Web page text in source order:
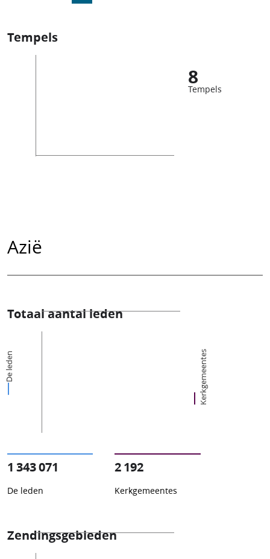
Tempels
8
Tempels
Azië
Totaal aantal leden
De leden Kerkgemeentes
1 343 071
De leden
2 192
Kerkgemeentes
Zendingsgebieden